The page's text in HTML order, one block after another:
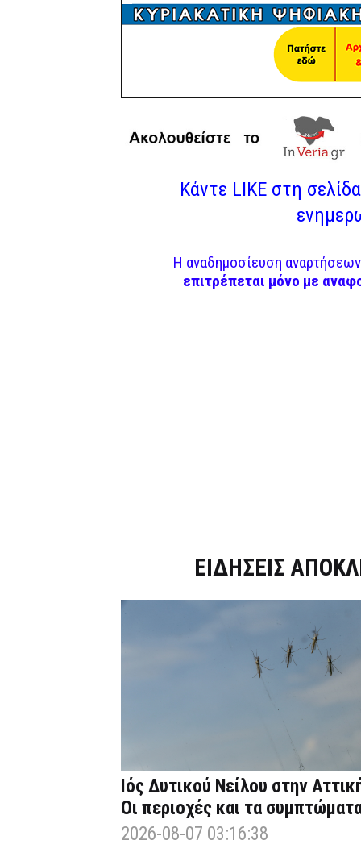
Κάντε LIKE στη
Η αναδημοσίευση
επιτρέπεται μόνο με
ΕΙΔΗΣΕΙΣ
Ιός Δυτικού Νείλου στην
Οι περιοχές και τα
2026-08-07 03:16:38